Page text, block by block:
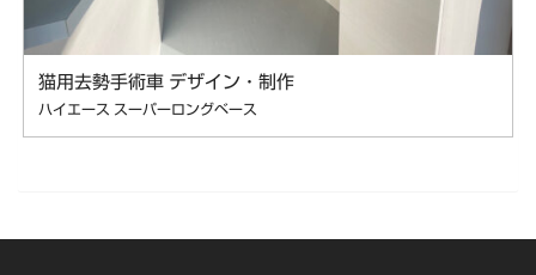
猫用去勢手術車 デザイン・制作
ハイエース スーパーロングベース